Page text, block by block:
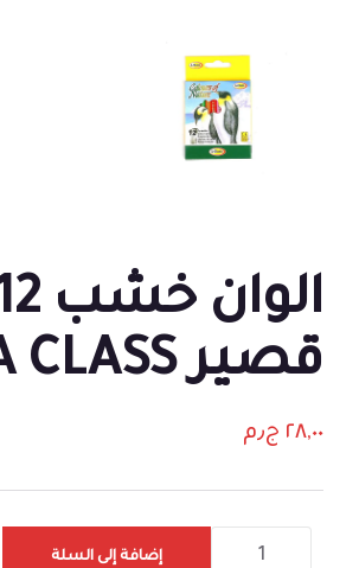
الوان
قصير A CLASS
٢٨,٠٠ ج٫م
إضافة إلى السلة